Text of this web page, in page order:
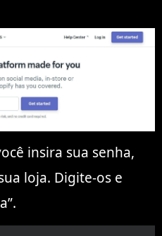
insira sua senha,
loja. Digite-os e